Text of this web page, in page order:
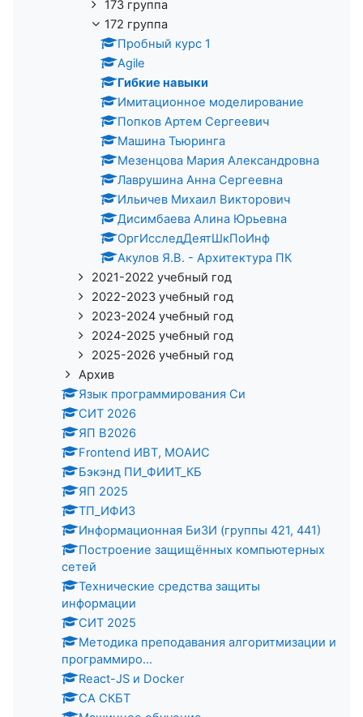
173 группа
172 группа
Пробный курс 1
Agile
Гибкие навыки
Имитационное моделирование
Попков Артем Сергеевич
Машина Тьюринга
Мезенцова Мария Александровна
Лаврушина Анна Сергеевна
Ильичев Михаил Викторович
Дисимбаева Алина Юрьевна
ОргИсследДеятШкПоИнф
Акулов Я.В. - Архитектура ПК
2021-2022 учебный год
2022-2023 учебный год
2023-2024 учебный год
2024-2025 учебный год
2025-2026 учебный год
Архив
Язык программирования Си
СИТ 2026
ЯП В2026
Frontend ИВТ, МОАИС
Бэкэнд ПИ_ФИИТ_КБ
ЯП 2025
ТП_ИФИЗ
Информационная БиЗИ (группы 421, 441)
Построение защищённых компьютерных
сетей
Технические средства защиты
информации
СИТ 2025
Методика преподавания алгоритмизации и
программиро...
React-JS и Docker
СА СКБТ